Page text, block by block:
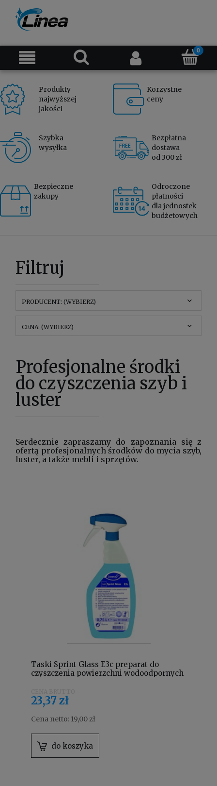
Produkty
najwyższej
jakości
Korzystne
ceny
Szybka
wysyłka
Bezpłatna
dostawa
od 300 zł
Bezpieczne
zakupy
Odroczone
płatności
dla jednostek
budżetowych
Filtruj
PRODUCENT: (WYBIERZ)
CENA: (WYBIERZ)
Profesjonalne środki
do czyszczenia szyb i
luster
Serdecznie zapraszamy do zapoznania się z
ofertą profesjonalnych środków do mycia szyb,
luster, a także mebli i sprzętów.
Taski Sprint Glass E3c preparat do
czyszczenia powierzchni wodoodpornych
23,37 zł
Cena netto: 19,00 zł
do koszyka